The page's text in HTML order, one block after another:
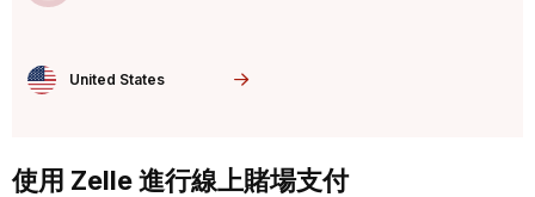
United States
使用 Zelle 進行線上賭場支付